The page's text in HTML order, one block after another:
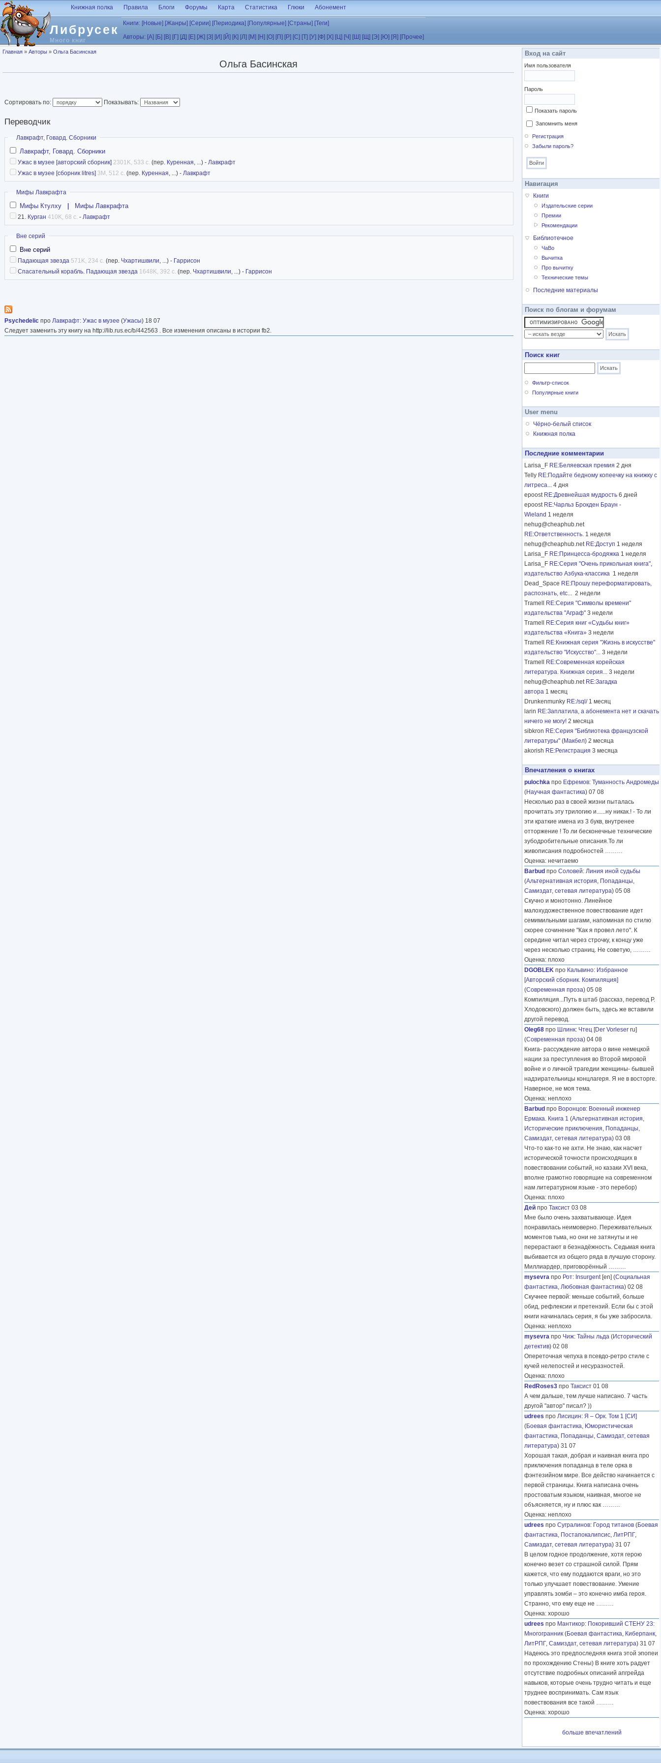
Перейти к основному содержанию
Либрусек
Много книг
Книжная полка Правила Блоги Форумы Карта Статистика Глюки Абонемент
Книги: [Новые] [Жанры] [Серии] [Периодика] [Популярные] [Страны] [Теги]
Авторы: [А] [Б] [В] [Г] [Д] [Е] [Ж] [З] [И] [Й] [К] [Л] [М] [Н] [О] [П] [Р] [С] [Т] [У] [Ф] [Х] [Ц] [Ч] [Ш] [Щ] [Э] [Ю] [Я] [Прочее]
Вы здесь
Главная » Авторы » Ольга Басинская
Ольга Басинская
Сортировать по: Показывать:
Переводчик
Скрыть
Лавкрафт, Говард. Сборники
Лавкрафт, Говард. Сборники
Ужас в музее [авторский сборник] 2301K, 533 с. (пер. Куренная, ...) - Лавкрафт
Ужас в музее [сборник litres] 3M, 512 с. (пер. Куренная, ...) - Лавкрафт
Скрыть
Мифы Лавкрафта
Мифы Ктулху Мифы Лавкрафта
21. Курган 410K, 68 с. - Лавкрафт
Скрыть
Вне серий
Вне серий
Падающая звезда 571K, 234 с. (пер. Чхартишвили, ...) - Гаррисон
Спасательный корабль. Падающая звезда 1648K, 392 с. (пер. Чхартишвили, ...) - Гаррисон
Psychedelic про Лавкрафт: Ужас в музее (Ужасы) 18 07
Следует заменить эту книгу на http://lib.rus.ec/b/442563 . Все изменения описаны в истории fb2.
Вход на сайт
Имя пользователя
Пароль
Показать пароль
Запомнить меня
Регистрация
Забыли пароль?
Навигация
Книги
Издательские серии
Премии
Рекомендации
Библиотечное
ЧаВо
Вычитка
Про вычитку
Технические темы
Последние материалы
Поиск по блогам и форумам
Поиск книг
Фильтр-список
Популярные книги
User menu
Чёрно-белый список
Книжная полка
Последние комментарии
Larisa_F RE:Беляевская премия 2 дня
Telly RE:Подайте бедному копеечку на книжку с
литреса... 4 дня
epoost RE:Древнейшая мудрость 6 дней
epoost RE:Чарльз Брокден Браун -
Wieland 1 неделя
nehug@cheaphub.net
RE:Ответственность. 1 неделя
nehug@cheaphub.net RE:Доступ 1 неделя
Larisa_F RE:Принцесса-бродяжка 1 неделя
Larisa_F RE:Серия "Очень прикольная книга",
издательство Азбука-классика 1 неделя
Dead_Space RE:Прошу переформатировать,
распознать, etc... 2 недели
Tramell
RE:Серия "Символы времени"
издательства "Аграф" 3 недели
Tramell
RE:Серия книг «Судьбы книг»
издательства «Книга» 3 недели
Tramell
RE:Книжная серия "Жизнь в искусстве"
издательство "Искусство"... 3 недели
Tramell
RE:Современная корейская
литература. Книжная серия... 3 недели
nehug@cheaphub.net RE:Загадка
автора 1 месяц
Drunkenmunky RE:/sql/ 1 месяц
larin RE:Заплатила, а абонемента нет и скачать
ничего не могу! 2 месяца
sibkron RE:Серия "Библиотека французской
литературы" (Макбел) 2 месяца
akorish RE:Регистрация 3 месяца
Впечатления о книгах
pulochka про Ефремов: Туманность Андромеды
(Научная фантастика) 07 08
Несколько раз в своей жизни пыталась
прочитать эту трилогию и......ну никак.! - То ли
эти краткие имена из 3 букв, внутренее
отторжение ! То ли бесконечные технические
зубодробительные описания.То ли
живописания подробностей ………
Оценка: нечитаемо
Barbud про Соловей: Линия иной судьбы
(Альтернативная история, Попаданцы,
Самиздат, сетевая литература) 05 08
Скучно и монотонно. Линейное
малохудожественное повествование идет
семимильными шагами, напоминая по стилю
скорее сочинение "Как я провел лето". К
середине читал через строчку, к концу уже
через несколько страниц. Не советую, ………
Оценка: плохо
DGOBLEK про Кальвино: Избранное
[Авторский сборник. Компиляция]
(Современная проза) 05 08
Компиляция...Путь в штаб (рассказ, перевод Р.
Хлодовского) должен быть, здесь же вставили
другой перевод.
Oleg68 про Шлинк: Чтец [Der Vorleser ru]
(Современная проза) 04 08
Книга- рассуждение автора о вине немецкой
нации за преступления во Второй мировой
войне и о личной трагедии женщины- бывшей
надзирательницы концлагеря. Я не в восторге.
Наверное, не моя тема.
Оценка: неплохо
Barbud про Воронцов: Военный инженер
Ермака. Книга 1 (Альтернативная история,
Исторические приключения, Попаданцы,
Самиздат, сетевая литература) 03 08
Что-то как-то не ахти. Не знаю, как насчет
исторической точности происходящих в
повествовании событий, но казаки XVI века,
вполне грамотно говорящие на современном
нам литературном языке - это перебор)
Оценка: плохо
Дей про Таксист 03 08
Мне было очень захватывающе. Идея
понравилась неимоверно. Переживательных
моментов тьма, но они не затянуты и не
перерастают в безнадёжность. Седьмая книга
выбивается из общего ряда в лучшую сторону.
Миллиардер, приговорённый ………
mysevra про Рот: Insurgent[en] (Социальная
фантастика, Любовная фантастика) 02 08
Скучнее первой: меньше событий, больше
обид, рефлексии и претензий. Если бы с этой
книги начиналась серия, я бы уже забросила.
Оценка: неплохо
mysevra про Чиж: Тайны льда (Исторический
детектив) 02 08
Опереточная чепуха в псевдо-ретро стиле с
кучей нелепостей и несуразностей.
Оценка: плохо
RedRoses3 про Таксист 01 08
А чем дальше, тем лучше написано. 7 часть
другой "автор" писал? ))
udrees про Лисицин: Я – Орк. Том 1 [СИ]
(Боевая фантастика, Юмористическая
фантастика, Попаданцы, Самиздат, сетевая
литература) 31 07
Хорошая такая, добрая и наивная книга про
приключения попаданца в теле орка в
фэнтезийном мире. Все действо начинается с
первой страницы. Книга написана очень
простоватым языком, наивная, многое не
объясняется, ну и плюс как ………
Оценка: неплохо
udrees про Сугралинов: Город титанов (Боевая
фантастика, Постапокалипсис, ЛитРПГ,
Самиздат, сетевая литература) 31 07
В целом годное продолжение, хотя герою
конечно везет со страшной силой. Прям
кажется, что ему поддаются враги, но это
только улучшает повествование. Умение
управлять зомби – это конечно имба героя.
Странно, что ему еще не ………
Оценка: хорошо
udrees про Мантикор: Покоривший СТЕНУ 23:
Многогранник (Боевая фантастика, Киберпанк,
ЛитРПГ, Самиздат, сетевая литература) 31 07
Надеюсь это предпоследняя книга этой эпопеи
по прохождению Стены) В книге хоть радует
отсутствие подробных описаний апгрейда
навыков, которые очень трудно читать и еще
труднее воспринимать. Сам язык
повествования все такой ………
Оценка: хорошо
больше впечатлений